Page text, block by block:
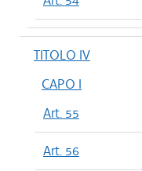
TITOLO IV
CAPO I
Art. 55
Art. 56